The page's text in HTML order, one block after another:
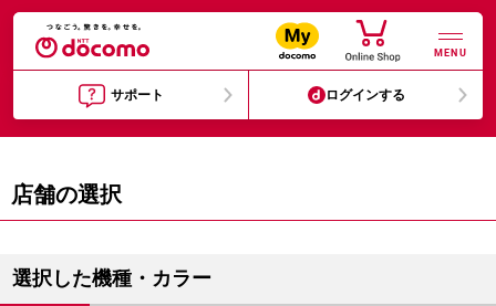
MENU
サポート ログインする
店舗の選択
選択した機種・カラー